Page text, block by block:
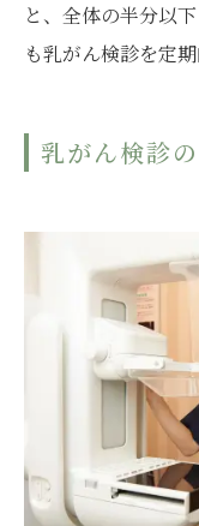
と、全体の半分以
も乳がん検診を定
乳がん検診